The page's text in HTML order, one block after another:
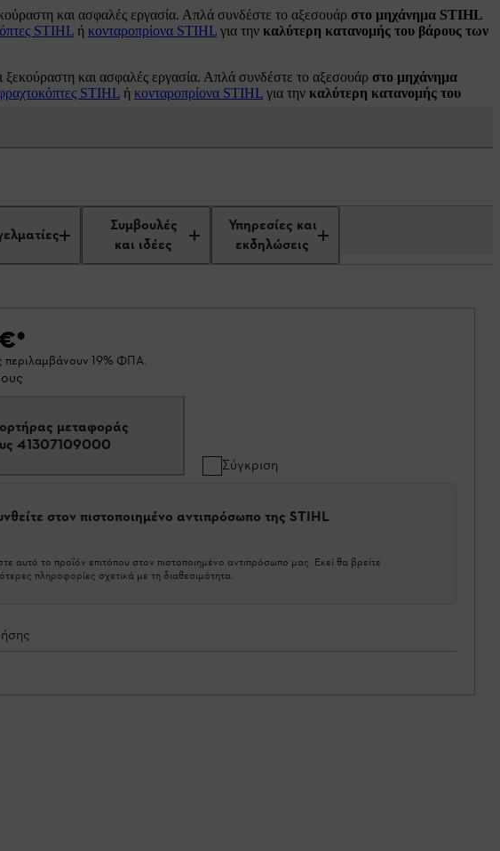
και ασφαλές εργασία. Απλά συνδέστε το αξεσουάρ στο μηχάνημα STIHL
STIHL ή κονταροπρίονα STIHL για την καλύτερη κατανομής του βάρους των
και ασφαλές εργασία. Απλά συνδέστε το αξεσουάρ στο μηχάνημα
STIHL ή κονταροπρίονα STIHL για την καλύτερη κατανομής του
Συμβουλές
και ιδέες
Υπηρεσίες και
εκδηλώσεις
*
περιλαμβάνουν 19% ΦΠΑ.
μεταφοράς
41307109000
Σύγκριση
στον πιστοποιημένο αντιπρόσωπο της STIHL
αυτό το προϊόν επιτόπου στον πιστοποιημένο αντιπρόσωπο μας. Εκεί θα βρείτε
πληροφορίες σχετικά με τη διαθεσιμότητα.